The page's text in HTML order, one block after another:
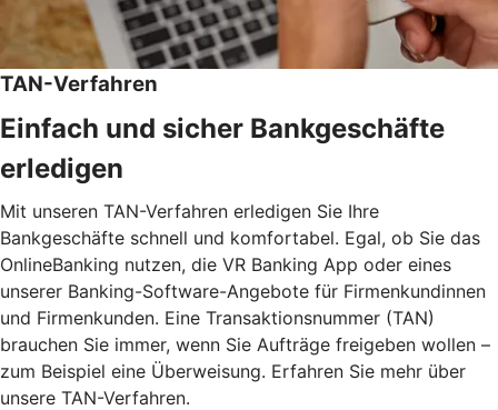
TAN-Verfahren
Einfach und sicher Bankgeschäfte
erledigen
Mit unseren TAN-Verfahren erledigen Sie Ihre
Bankgeschäfte schnell und komfortabel. Egal, ob Sie das
OnlineBanking nutzen, die VR Banking App oder eines
unserer Banking-Software-Angebote für Firmenkundinnen
und Firmenkunden. Eine Transaktionsnummer (TAN)
brauchen Sie immer, wenn Sie Aufträge freigeben wollen –
zum Beispiel eine Überweisung. Erfahren Sie mehr über
unsere TAN-Verfahren.